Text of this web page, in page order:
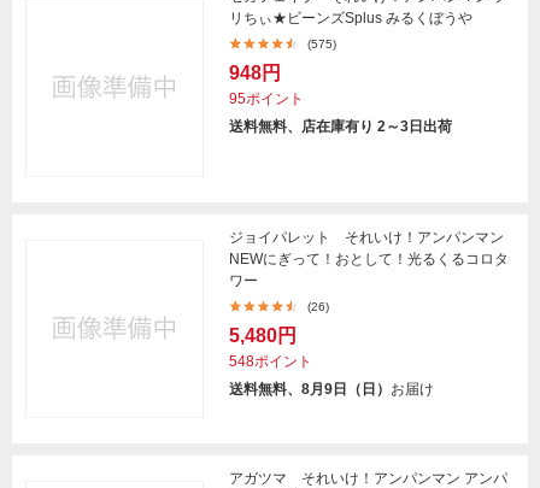
リちぃ★ビーンズSplus みるくぼうや
(575)
948円
95ポイント
送料無料、店在庫有り 2～3日出荷
ジョイパレット それいけ！アンパンマン
NEWにぎって！おとして！光るくるコロタ
ワー
(26)
5,480円
548ポイント
送料無料、8月9日（日） お届け
アガツマ それいけ！アンパンマン アンパ